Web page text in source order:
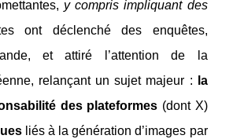
y compris impliquant des
ont déclenché des enquêtes,
et attiré l’attention de la
relançant un sujet majeur :
la
des plateformes (dont X)
liés à la génération d’images par